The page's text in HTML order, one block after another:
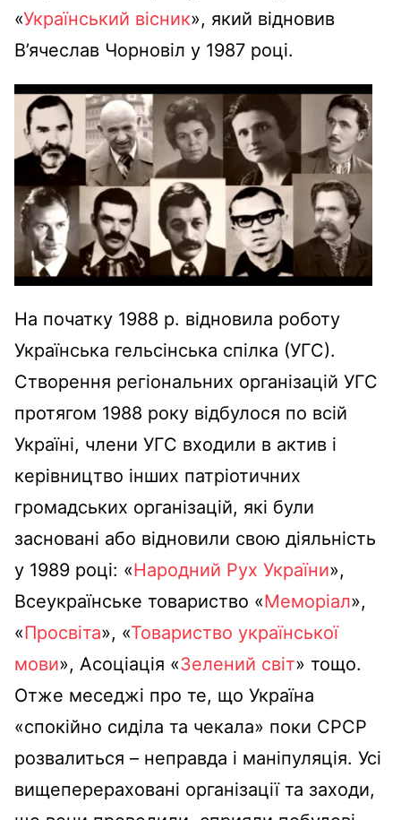
«Український вісник», який відновив
В’ячеслав Чорновіл у 1987 році.
На початку 1988 р. відновила роботу
Українська гельсінська спілка (УГС).
Створення регіональних організацій УГС
протягом 1988 року відбулося по всій
Україні, члени УГС входили в актив і
керівництво інших патріотичних
громадських організацій, які були
засновані або відновили свою діяльність
у 1989 році: «Народний Рух України»,
Всеукраїнське товариство «Меморіал»,
«Просвіта», «Товариство української
мови», Асоціація «Зелений світ» тощо.
Отже меседжі про те, що Україна
«спокійно сиділа та чекала» поки СРСР
розвалиться – неправда і маніпуляція. Усі
вищеперераховані організації та заходи,